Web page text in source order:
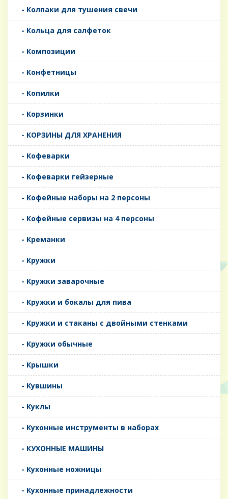
- Колпаки для тушения свечи
- Кольца для салфеток
- Композиции
- Конфетницы
- Копилки
- Корзинки
- КОРЗИНЫ ДЛЯ ХРАНЕНИЯ
- Кофеварки
- Кофеварки гейзерные
- Кофейные наборы на 2 персоны
- Кофейные сервизы на 4 персоны
- Креманки
- Кружки
- Кружки заварочные
- Кружки и бокалы для пива
- Кружки и стаканы с двойными стенками
- Кружки обычные
- Крышки
- Кувшины
- Куклы
- Кухонные инструменты в наборах
- КУХОННЫЕ МАШИНЫ
- Кухонные ножницы
- Кухонные принадлежности